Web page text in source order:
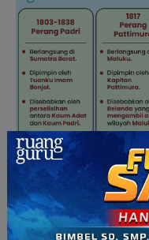
“Wah, ternyata ada